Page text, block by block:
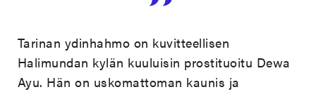
Tarinan ydinhahmo on kuvitteellisen
Halimundan kylän kuuluisin prostituoitu Dewa
Ayu. Hän on uskomattoman kaunis ja